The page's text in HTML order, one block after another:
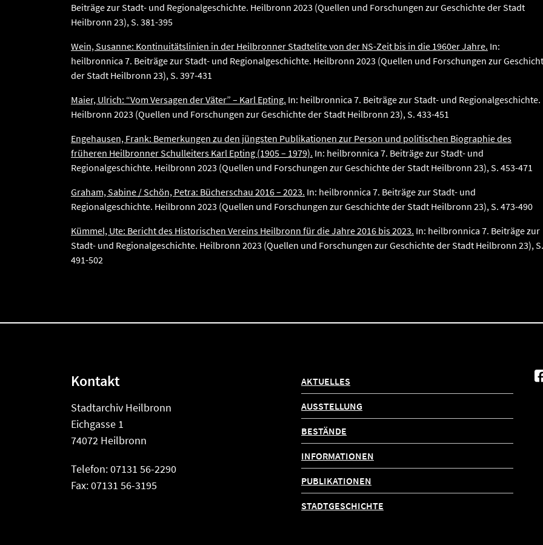
Beiträge zur Stadt- und Regionalgeschichte. Heilbronn 2023 (Quellen und Forschungen zur Geschichte der Stadt
Heilbronn 23), S. 381-395
Wein, Susanne: Kontinuitätslinien in der Heilbronner Stadtelite von der NS-Zeit bis in die 1960er Jahre. In:
heilbronnica 7. Beiträge zur Stadt- und Regionalgeschichte. Heilbronn 2023 (Quellen und Forschungen zur
der Stadt Heilbronn 23), S. 397-431
Maier, Ulrich: “Vom Versagen der Väter” – Karl Epting. In: heilbronnica 7. Beiträge zur Stadt- und Regionalgeschichte.
Heilbronn 2023 (Quellen und Forschungen zur Geschichte der Stadt Heilbronn 23), S. 433-451
Engehausen, Frank: Bemerkungen zu den jüngsten Publikationen zur Person und politischen Biographie des
früheren Heilbronner Schulleiters Karl Epting (1905 – 1979). In: heilbronnica 7. Beiträge zur Stadt- und
Regionalgeschichte. Heilbronn 2023 (Quellen und Forschungen zur Geschichte der Stadt Heilbronn 23), S. 453-471
Graham, Sabine / Schön, Petra: Bücherschau 2016 – 2023. In: heilbronnica 7. Beiträge zur Stadt- und
Regionalgeschichte. Heilbronn 2023 (Quellen und Forschungen zur Geschichte der Stadt Heilbronn 23), S. 473-490
Kümmel, Ute: Bericht des Historischen Vereins Heilbronn für die Jahre 2016 bis 2023. In: heilbronnica 7. Beiträge zur
Stadt- und Regionalgeschichte. Heilbronn 2023 (Quellen und Forschungen zur Geschichte der Stadt Heilbronn 23), S.
491-502
Kontakt
Stadtarchiv Heilbronn
Eichgasse 1
74072 Heilbronn
Telefon: 07131 56-2290
Fax: 07131 56-3195
AKTUELLES
AUSSTELLUNG
BESTÄNDE
INFORMATIONEN
PUBLIKATIONEN
STADTGESCHICHTE